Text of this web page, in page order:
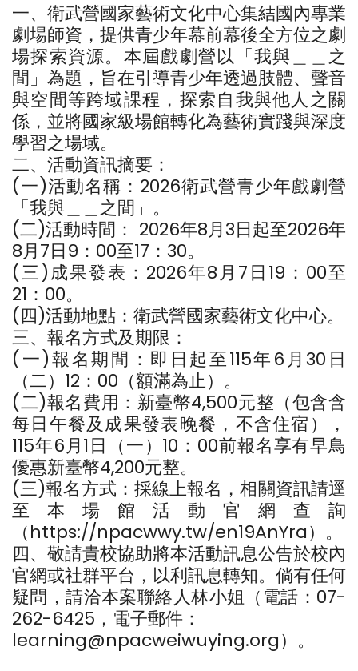
一、衛武營國家藝術文化中心集結國內專業
劇場師資，提供青少年幕前幕後全方位之劇
場探索資源。本屆戲劇營以「我與＿＿之
間」為題，旨在引導青少年透過肢體、聲音
與空間等跨域課程，探索自我與他人之關
係，並將國家級場館轉化為藝術實踐與深度
學習之場域。
二、活動資訊摘要：
(一)活動名稱：2026衛武營青少年戲劇營
「我與＿＿之間」。
(二)活動時間： 2026年8月3日起至2026年
8月7日9：00至17：30。
(三)成果發表：2026年8月7日19：00至
21：00。
(四)活動地點：衛武營國家藝術文化中心。
三、報名方式及期限：
(一)報名期間：即日起至115年6月30日
（二）12：00（額滿為止）。
(二)報名費用：新臺幣4,500元整（包含含
每日午餐及成果發表晚餐，不含住宿），
115年6月1日（一）10：00前報名享有早鳥
優惠新臺幣4,200元整。
(三)報名方式：採線上報名，相關資訊請逕
至本場館活動官網查詢
（https://npacwwy.tw/en19AnYra）。
四、敬請貴校協助將本活動訊息公告於校內
官網或社群平台，以利訊息轉知。倘有任何
疑問，請洽本案聯絡人林小姐（電話：07-
262-6425，電子郵件：
learning@npacweiwuying.org）。